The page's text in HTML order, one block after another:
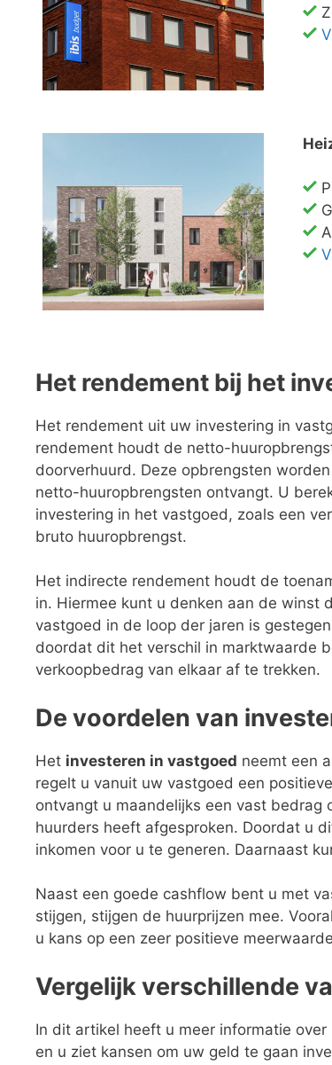
Het rendement bij het
Het rendement uit uw investering in
rendement houdt de netto-
doorverhuurd. Deze opbrengsten
netto-huuropbrengsten ontvangt. U
investering in het vastgoed, zoals een
bruto huuropbrengst.
Het indirecte rendement houdt de
in. Hiermee kunt u denken aan de winst
vastgoed in de loop der jaren is
doordat dit het verschil in marktwaarde
verkoopbedrag van elkaar af te trekken.
De voordelen van
Het investeren in vastgoed neemt een
regelt u vanuit uw vastgoed een
ontvangt u maandelijks een vast
huurders heeft afgesproken. Doordat u
inkomen voor u te generen. Daarnaast
Naast een goede cashflow bent u met
stijgen, stijgen de huurprijzen mee.
u kans op een zeer positieve
Vergelijk verschillende
In dit artikel heeft u meer informatie
en u ziet kansen om uw geld te gaan